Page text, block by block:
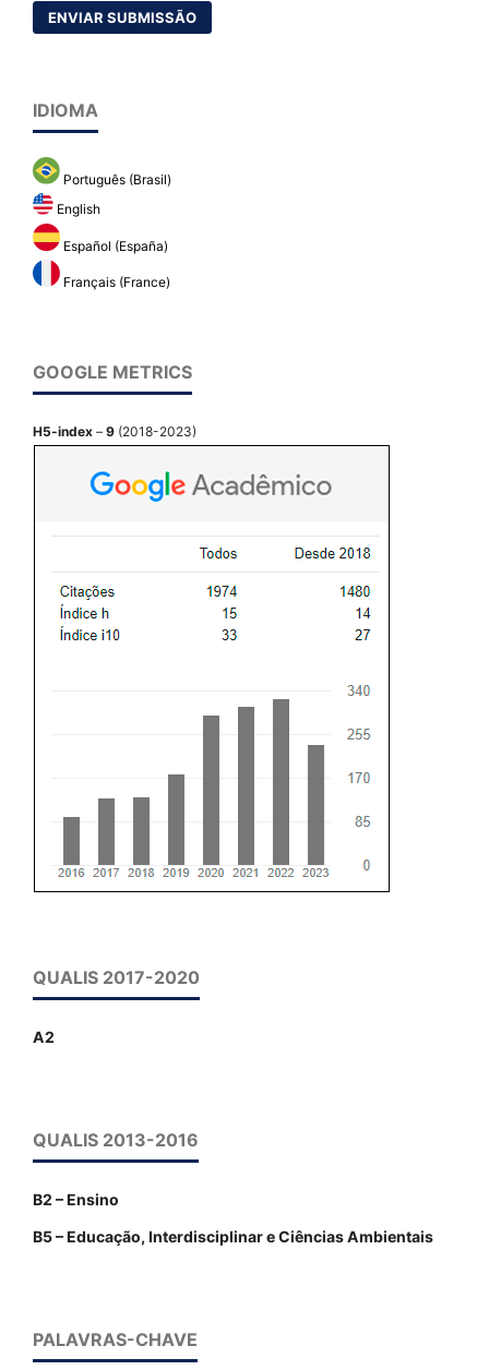
ENVIAR SUBMISSÃO
IDIOMA
Português (Brasil)
English
Español (España)
Français (France)
GOOGLE METRICS
H5-index – 9 (2018-2023)
QUALIS 2017-2020
A2
QUALIS 2013-2016
B2 – Ensino
B5 – Educação, Interdisciplinar e Ciências Ambientais
PALAVRAS-CHAVE